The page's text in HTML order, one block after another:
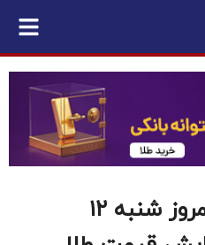
قیمت طلا ۱۸ عیار امروز شنبه ۱۲